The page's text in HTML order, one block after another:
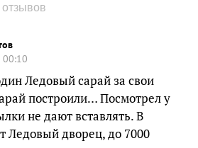
00:10
Ледовый сарай за свои
построили… Посмотрел у
не дают вставлять. В
Ледовый дворец, до 7000